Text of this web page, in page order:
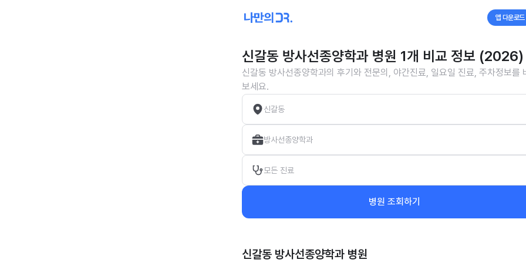
앱 다운로드
신갈동 방사선종양학과 병원 1개 비교 정보 (2026)
신갈동 방사선종양학과의 후기와 전문의, 야간진료, 일요일 진료, 주차정보를
보세요.
신갈동
방사선종양학과
모든 진료
병원 조회하기
신갈동 방사선종양학과 병원